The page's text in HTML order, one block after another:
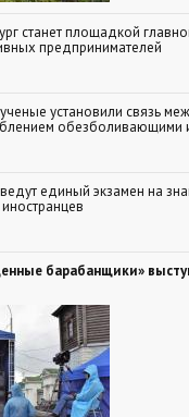
станет площадкой
предпринимателей
установили связь
обезболивающими
единый экзамен на
барабанщики»